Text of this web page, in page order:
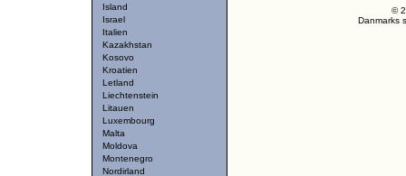
Island
Israel
Italien
Kazakhstan
Kosovo
Kroatien
Letland
Liechtenstein
Litauen
Luxembourg
Malta
Moldova
Montenegro
Nordirland
©
Danmarks